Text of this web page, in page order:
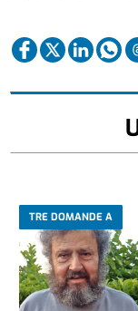
TRE DOMANDE A